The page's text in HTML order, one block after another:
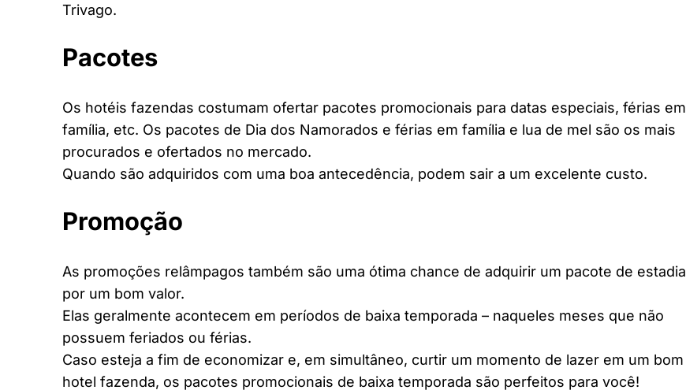
Trivago.
Pacotes
Os hotéis fazendas costumam ofertar pacotes promocionais para datas especiais, férias em
família, etc. Os pacotes de Dia dos Namorados e férias em família e lua de mel são os mais
procurados e ofertados no mercado.
Quando são adquiridos com uma boa antecedência, podem sair a um excelente custo.
Promoção
As promoções relâmpagos também são uma ótima chance de adquirir um pacote de estadia
por um bom valor.
Elas geralmente acontecem em períodos de baixa temporada – naqueles meses que não
possuem feriados ou férias.
Caso esteja a fim de economizar e, em simultâneo, curtir um momento de lazer em um bom
hotel fazenda, os pacotes promocionais de baixa temporada são perfeitos para você!